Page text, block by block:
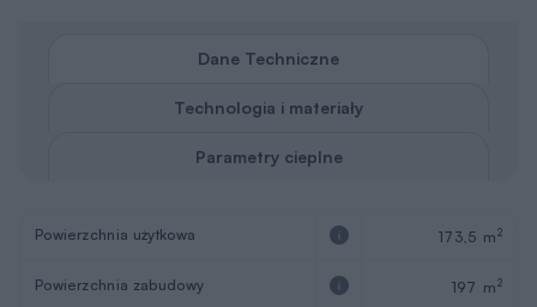
Dane Techniczne
Technologia i materiały
Parametry cieplne
Powierzchnia użytkowa 173,5 m2
Powierzchnia zabudowy 197 m2